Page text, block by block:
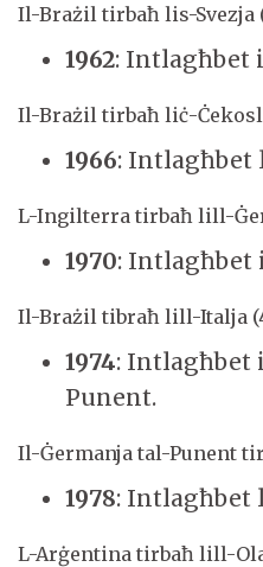
Il-Brażil tirbaħ lis-Svezja
1962: Intlagħbet
Il-Brażil tirbaħ liċ-
1966:
L-Ingilterra tirbaħ lill-
1970: Intlagħbet
Il-Brażil tibraħ lill-Italja
1974: Intlagħbet
Punent.
Il-Ġermanja tal-Punent
1978: Intlagħbet
L-Arġentina tirbaħ lill-